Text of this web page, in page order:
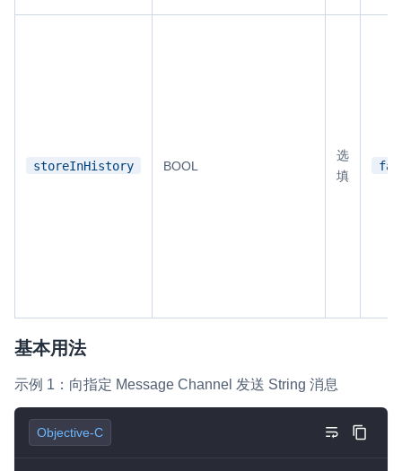
storeInHistory BOOL
选
填
基本用法
示例 1：向指定 Message Channel 发送 String 消息
Objective-C